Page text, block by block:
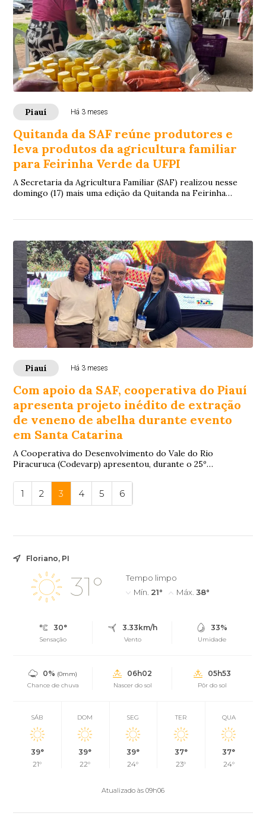
Piauí Há 3 meses
Quitanda da SAF reúne produtores e
leva produtos da agricultura familiar
para Feirinha Verde da UFPI
A Secretaria da Agricultura Familiar (SAF) realizou nesse
domingo (17) mais uma edição da Quitanda na Feirinha
Piauí Há 3 meses
Com apoio da SAF, cooperativa do Piauí
apresenta projeto inédito de extração
de veneno de abelha durante evento
em Santa Catarina
A Cooperativa do Desenvolvimento do Vale do Rio
Piracuruca (Codevarp) apresentou, durante o 25º
1 2 3 4 5 6
Floriano, PI
31°
Tempo limpo
Mín. 21° Máx. 38°
30°
Sensação
3.33km/h
Vento
33%
Umidade
0% (0mm)
Chance de chuva
06h02
Nascer do sol
05h53
Pôr do sol
SÁB
39°
21°
DOM
39°
22°
SEG
39°
24°
TER
37°
23°
QUA
37°
24°
Atualizado às 09h06